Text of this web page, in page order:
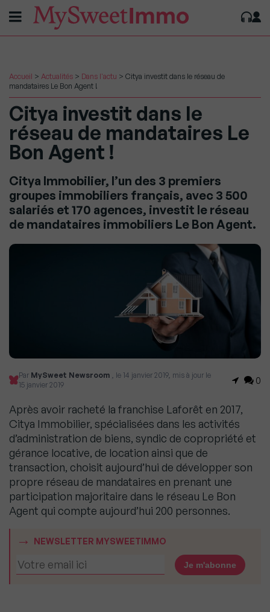
Accueil > Actualités > Dans l'actu > Citya investit dans le réseau de
mandataires Le Bon Agent !
Citya investit dans le
réseau de mandataires Le
Bon Agent !
Citya Immobilier, l’un des 3 premiers
groupes immobiliers français, avec 3 500
salariés et 170 agences, investit le réseau
de mandataires immobiliers Le Bon Agent.
Par MySweet Newsroom , le 14 janvier 2019, mis à jour le
15 janvier 2019
0
Après avoir racheté la franchise Laforêt en 2017,
Citya Immobilier, spécialisées dans les activités
d’administration de biens, syndic de copropriété et
gérance locative, de location ainsi que de
transaction, choisit aujourd’hui de développer son
propre réseau de mandataires en prenant une
participation majoritaire dans le réseau Le Bon
Agent qui compte aujourd’hui 200 personnes.
NEWSLETTER MYSWEETIMMO